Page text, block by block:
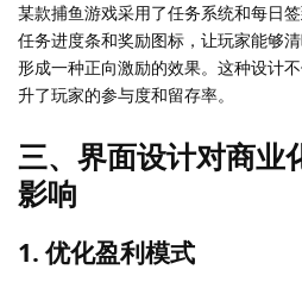
某款捕鱼游戏采用了任务系统和每日
任务进度条和奖励图标，让玩家能够
形成一种正向激励的效果。这种设计
升了玩家的参与度和留存率。
三、界面设计对商业
影响
1. 优化盈利模式